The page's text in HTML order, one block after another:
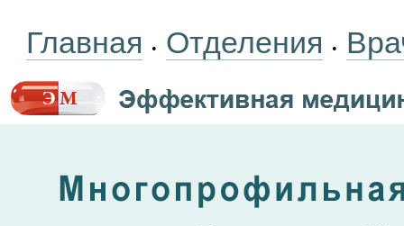
Главная • Отделения •